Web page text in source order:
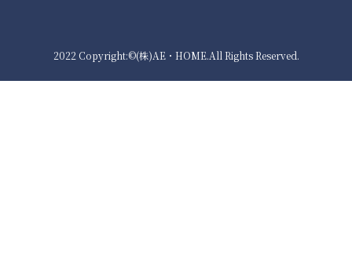
2022 Copyright:©(株)AE・HOME.All Rights Reserved.